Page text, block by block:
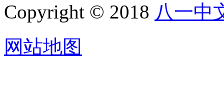
Copyright © 2018 八一中
网站地图